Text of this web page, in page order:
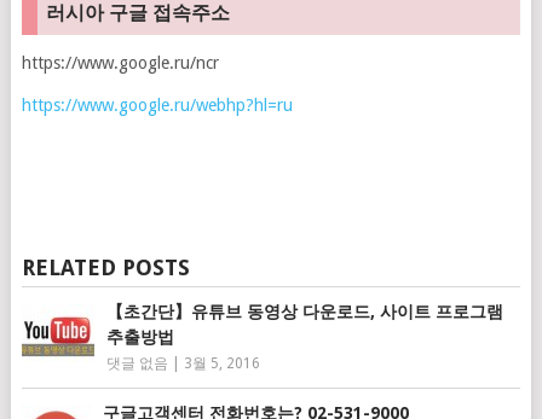
러시아 구글 접속주소
https://www.google.ru/ncr
https://www.google.ru/webhp?hl=ru
RELATED POSTS
【초간단】유튜브 동영상 다운로드, 사이트 프로그램
추출방법
댓글 없음 3월 5, 2016
구글고객센터 전화번호는? 02-531-9000